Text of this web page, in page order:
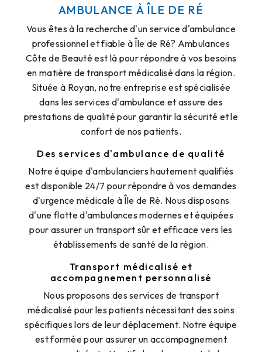
AMBULANCE À ÎLE DE RÉ
Vous êtes à la recherche d'un service d'ambulance
professionnel et fiable à Île de Ré? Ambulances
Côte de Beauté est là pour répondre à vos besoins
en matière de transport médicalisé dans la région.
Située à Royan, notre entreprise est spécialisée
dans les services d'ambulance et assure des
prestations de qualité pour garantir la sécurité et le
confort de nos patients.
Des services d'ambulance de qualité
Notre équipe d'ambulanciers hautement qualifiés
est disponible 24/7 pour répondre à vos demandes
d'urgence médicale à Île de Ré. Nous disposons
d'une flotte d'ambulances modernes et équipées
pour assurer un transport sûr et efficace vers les
établissements de santé de la région.
Transport médicalisé et
accompagnement personnalisé
Nous proposons des services de transport
médicalisé pour les patients nécessitant des soins
spécifiques lors de leur déplacement. Notre équipe
est formée pour assurer un accompagnement